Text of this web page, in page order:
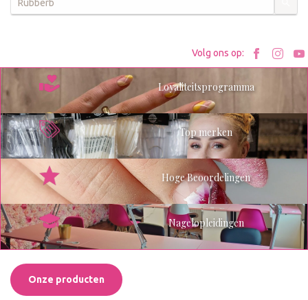
Volg ons op:
Bezoek
Loyaliteitsprogramma
Top merken
Hoge Beoordelingen
Nagelopleidingen
Onze producten